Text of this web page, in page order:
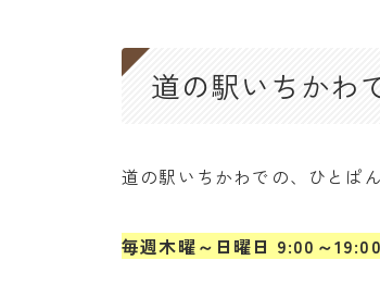
道の駅いちかわ
道の駅いちかわでの、ひとぱ
毎週木曜～日曜日 9:00～19:00